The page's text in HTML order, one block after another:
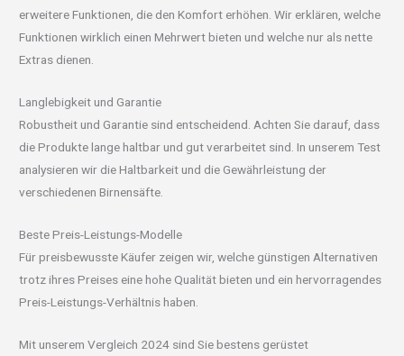
erweitere Funktionen, die den Komfort erhöhen. Wir erklären, welche
Funktionen wirklich einen Mehrwert bieten und welche nur als nette
Extras dienen.
Langlebigkeit und Garantie
Robustheit und Garantie sind entscheidend. Achten Sie darauf, dass
die Produkte lange haltbar und gut verarbeitet sind. In unserem Test
analysieren wir die Haltbarkeit und die Gewährleistung der
verschiedenen Birnensäfte.
Beste Preis-Leistungs-Modelle
Für preisbewusste Käufer zeigen wir, welche günstigen Alternativen
trotz ihres Preises eine hohe Qualität bieten und ein hervorragendes
Preis-Leistungs-Verhältnis haben.
Mit unserem Vergleich 2024 sind Sie bestens gerüstet